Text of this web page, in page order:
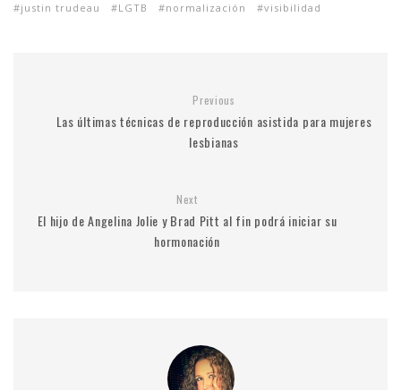
justin trudeau
LGTB normalización visibilidad
Previous
Las últimas técnicas de reproducción asistida para mujeres
lesbianas
Next
El hijo de Angelina Jolie y Brad Pitt al fin podrá iniciar su
hormonación